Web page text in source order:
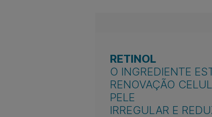
RETINOL
O INGREDIENTE
RENOVAÇÃO
PELE
IRREGULAR E